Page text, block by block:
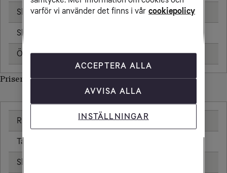
Skicka sms 0,00 kr
Skicka mms
Öppningsavgift 0,00 kr
Priser inom Finland
Ringa samtal 0,00 kr/min
Ta emot samtal
Skicka sms
varför vi använder det finns i vår cookiepolicy
ACCEPTERA ALLA
AVVISA ALLA
INSTÄLLNINGAR